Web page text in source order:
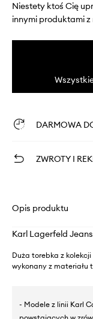
Niestety ktoś Cię
innymi produktami
DARMOWA
ZWROTY I
Opis produktu
Karl Lagerfeld
Duża torebka z
wykonany z materiału
- Modele z linii Karl